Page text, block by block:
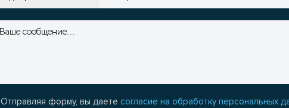
Отправляя форму, вы даете согласие на обработку персональных